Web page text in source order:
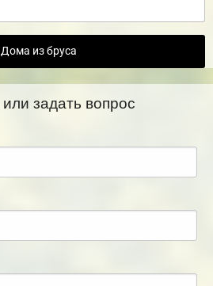
Дома из бруса
задать вопрос